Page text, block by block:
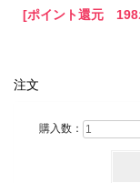
[ポイント還元 198
注文
購入数：